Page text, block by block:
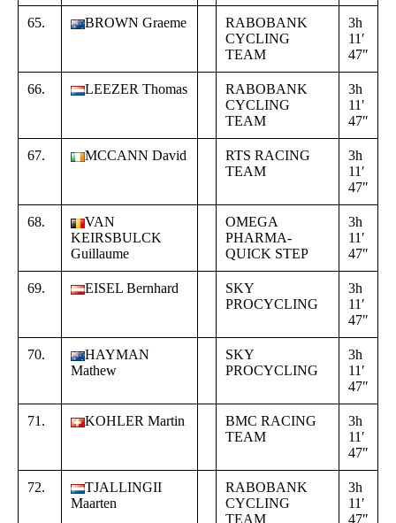
65. BROWN Graeme
RABOBANK
CYCLING
TEAM
3h
11′
47″
66. LEEZER Thomas
RABOBANK
CYCLING
TEAM
3h
11′
47″
67. MCCANN David
RTS RACING
TEAM
3h
11′
47″
68.
VAN
KEIRSBULCK
Guillaume
OMEGA
PHARMA-
QUICK STEP
3h
11′
47″
69. EISEL Bernhard
SKY
PROCYCLING
3h
11′
47″
70.
HAYMAN
Mathew
SKY
PROCYCLING
3h
11′
47″
71. KOHLER Martin
BMC RACING
TEAM
3h
11′
47″
72.
TJALLINGII
Maarten
RABOBANK
CYCLING
TEAM
3h
11′
47″